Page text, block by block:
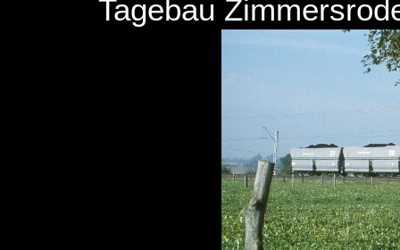
Tagebau